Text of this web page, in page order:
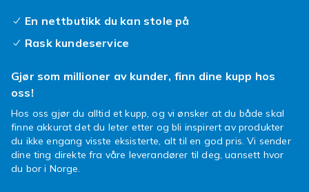
En nettbutikk du kan stole på
Rask kundeservice
Gjør som millioner av kunder, finn dine kupp hos
oss!
Hos oss gjør du alltid et kupp, og vi ønsker at du både skal
finne akkurat det du leter etter og bli inspirert av produkter
du ikke engang visste eksisterte, alt til en god pris. Vi sender
dine ting direkte fra våre leverandører til deg, uansett hvor
du bor i Norge.